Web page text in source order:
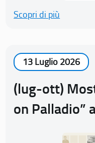
Scopri di più
13 Luglio 2026
(lug-ott)
on Palladio”